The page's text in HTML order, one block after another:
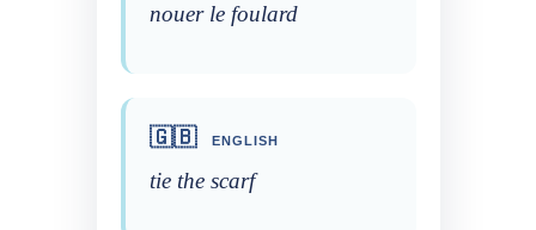
nouer le foulard
🇬🇧 ENGLISH
tie the scarf